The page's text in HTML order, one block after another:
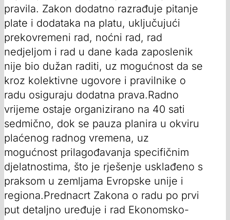
pravila. Zakon dodatno razrađuje pitanje
plate i dodataka na platu, uključujući
prekovremeni rad, noćni rad, rad
nedjeljom i rad u dane kada zaposlenik
nije bio dužan raditi, uz mogućnost da se
kroz kolektivne ugovore i pravilnike o
radu osiguraju dodatna prava.Radno
vrijeme ostaje organizirano na 40 sati
sedmično, dok se pauza planira u okviru
plaćenog radnog vremena, uz
mogućnost prilagođavanja specifičnim
djelatnostima, što je rješenje usklađeno s
praksom u zemljama Evropske unije i
regiona.Prednacrt Zakona o radu po prvi
put detaljno uređuje i rad Ekonomsko-